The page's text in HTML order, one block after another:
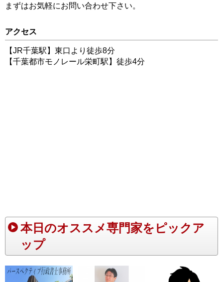
まずはお気軽にお問い合わせ下さい。
アクセス
【JR千葉駅】東口より徒歩8分
【千葉都市モノレール栄町駅】徒歩4分
本日のオススメ専門家をピックア
ップ